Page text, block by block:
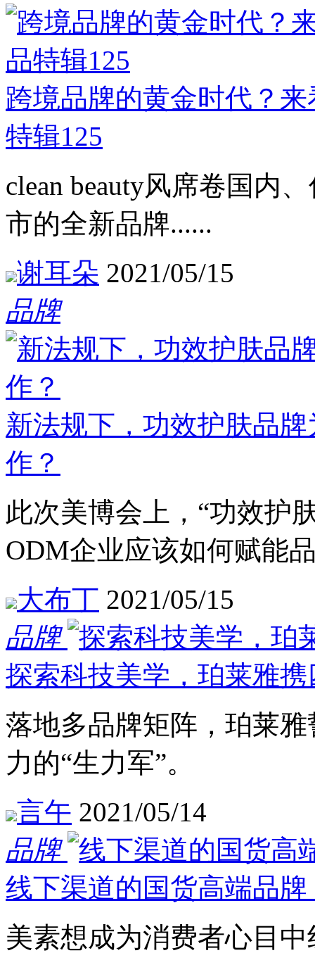
跨境品牌的黄金时代？
特辑125
clean beauty风席卷国内
市的全新品牌......
谢耳朵 2021/05/15
品牌
新法规下，功效护肤品
作？
此次美博会上，“功效护
ODM企业应该如何赋能
大布丁 2021/05/15
品牌
探索科技美学，珀莱雅
落地多品牌矩阵，珀莱
力的“生力军”。
言午 2021/05/14
品牌
线下渠道的国货高端品
美素想成为消费者心目